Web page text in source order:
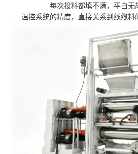
每次投料都填不满，平白无
温控系统的精度，直接关系到线缆料